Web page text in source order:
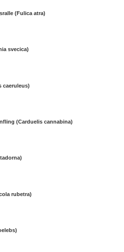
(Fulica atra)
svecica)
caeruleus)
(Carduelis cannabina)
rubetra)